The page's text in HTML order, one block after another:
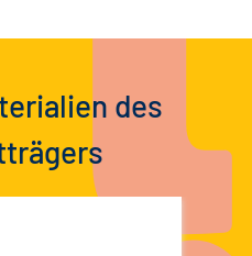
des